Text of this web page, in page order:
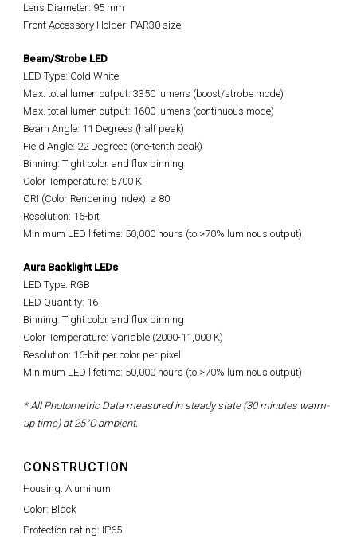
Lens Diameter: 95 mm
Front Accessory Holder: PAR30 size
Beam/Strobe LED
LED Type: Cold White
Max. total lumen output: 3350 lumens (boost/strobe mode)
Max. total lumen output: 1600 lumens (continuous mode)
Beam Angle: 11 Degrees (half peak)
Field Angle: 22 Degrees (one-tenth peak)
Binning: Tight color and flux binning
Color Temperature: 5700 K
CRI (Color Rendering Index): ≥ 80
Resolution: 16-bit
Minimum LED lifetime: 50,000 hours (to >70% luminous output)
Aura Backlight LEDs
LED Type: RGB
LED Quantity: 16
Binning: Tight color and flux binning
Color Temperature: Variable (2000-11,000 K)
Resolution: 16-bit per color per pixel
Minimum LED lifetime: 50,000 hours (to >70% luminous output)
* All Photometric Data measured in steady state (30 minutes warm-
up time) at 25°C ambient.
CONSTRUCTION
Housing: Aluminum
Color: Black
Protection rating: IP65